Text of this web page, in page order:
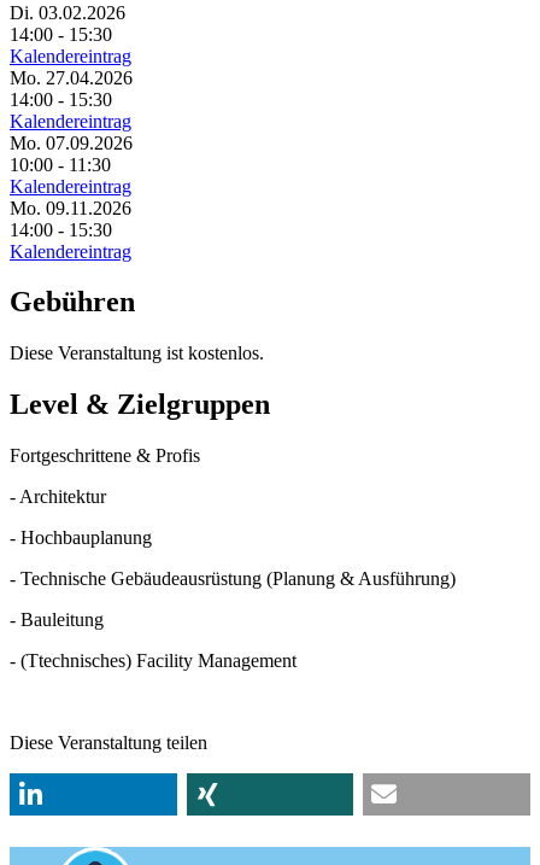
Di. 03.02.2026
14:00 - 15:30
Kalendereintrag
Mo. 27.04.2026
14:00 - 15:30
Kalendereintrag
Mo. 07.09.2026
10:00 - 11:30
Kalendereintrag
Mo. 09.11.2026
14:00 - 15:30
Kalendereintrag
Gebühren
Diese Veranstaltung ist kostenlos.
Level & Zielgruppen
Fortgeschrittene & Profis
- Architektur
- Hochbauplanung
- Technische Gebäudeausrüstung (Planung & Ausführung)
- Bauleitung
- (Ttechnisches) Facility Management
Diese Veranstaltung teilen